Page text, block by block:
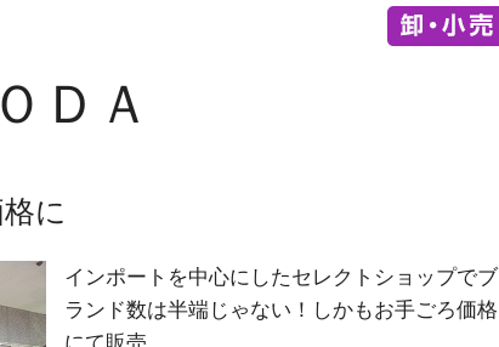
ＤＡ
に
インポートを中心にしたセレクトショップでブ
ランド数は半端じゃない！しかもお手ごろ価格